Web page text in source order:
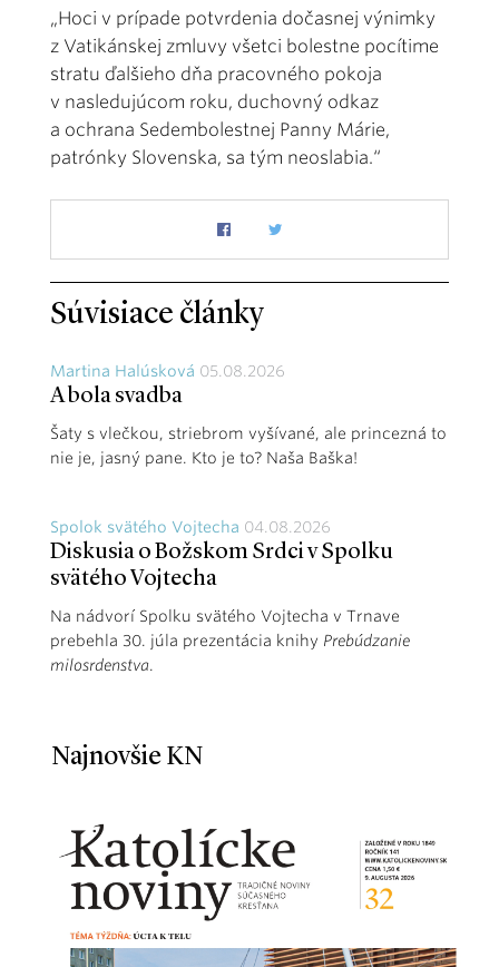
„Hoci v prípade potvrdenia dočasnej výnimky
z Vatikánskej zmluvy všetci bolestne pocítime
stratu ďalšieho dňa pracovného pokoja
v nasledujúcom roku, duchovný odkaz
a ochrana Sedembolestnej Panny Márie,
patrónky Slovenska, sa tým neoslabia.“
Súvisiace články
Martina Halúsková 05.08.2026
A bola svadba
Šaty s vlečkou, striebrom vyšívané, ale princezná to
nie je, jasný pane. Kto je to? Naša Baška!
Spolok svätého Vojtecha 04.08.2026
Diskusia o Božskom Srdci v Spolku
svätého Vojtecha
Na nádvorí Spolku svätého Vojtecha v Trnave
prebehla 30. júla prezentácia knihy Prebúdzanie
milosrdenstva.
Najnovšie KN